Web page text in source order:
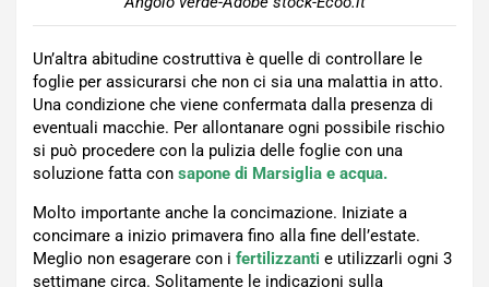
Un’altra abitudine costruttiva è quelle di controllare le
foglie per assicurarsi che non ci sia una malattia in atto.
Una condizione che viene confermata dalla presenza di
eventuali macchie. Per allontanare ogni possibile rischio
si può procedere con la pulizia delle foglie con una
soluzione fatta con sapone di Marsiglia e acqua.
Molto importante anche la concimazione. Iniziate a
concimare a inizio primavera fino alla fine dell’estate.
Meglio non esagerare con i fertilizzanti e utilizzarli ogni 3
settimane circa. Solitamente le indicazioni sulla